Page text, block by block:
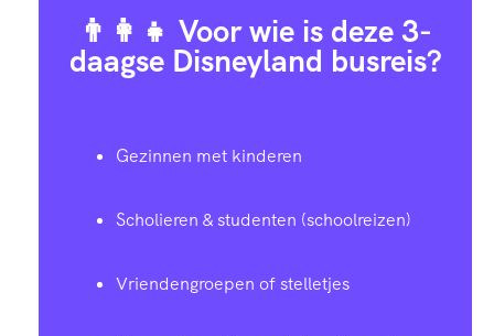
👨‍👩‍👧 Voor wie is deze 3-
daagse Disneyland busreis?
Gezinnen met kinderen
Scholieren & studenten (schoolreizen)
Vriendengroepen of stelletjes
3
1
0
9
2
9
7
4
1
6
1
9
7
8
6
9
7
8
8
0
7
2
3
4